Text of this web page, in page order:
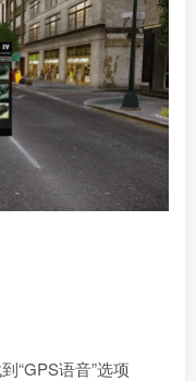
“GPS语音”选项